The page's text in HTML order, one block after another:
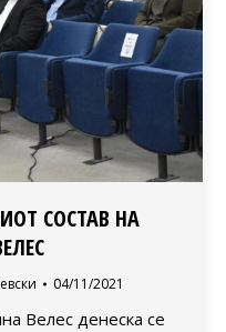
СОСТАВ НА
04/11/2021
Велес денеска се